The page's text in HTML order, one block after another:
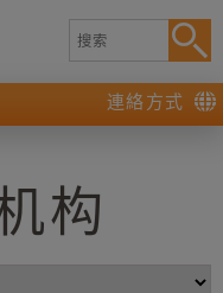
連絡方式
构